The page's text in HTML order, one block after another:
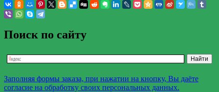
Поиск по сайту
Заполняя формы заказа, при нажатии на кнопку, Вы даёте
согласие на обработку своих персональных данных.